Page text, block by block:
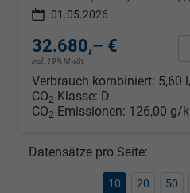
01.05.2026
32.680,– €
incl. 19% MwSt.
Verbrauch kombiniert: 5,60
CO2-Klasse: D
CO2-Emissionen: 126,00 g/
Datensätze pro Seite:
10 20 50